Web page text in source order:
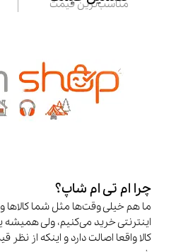
مناسب‌ترین قیمت
چرا ام تی ام شاپ؟
ما هم خیلی وقت‌ها مثل شما کالاها و
اینترنتی خرید می‌کنیم، ولی همیشه
کالا واقعا اصالت دارد و اینکه از